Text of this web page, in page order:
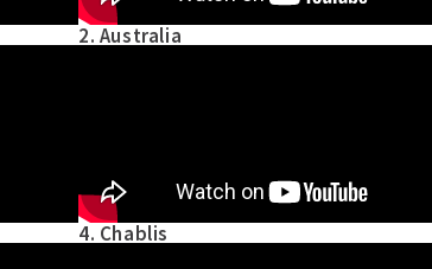
2. Australia
4. Chablis